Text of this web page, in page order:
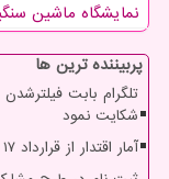
نمایشگاه ماشین
پربیننده ترین ها
تلگرام بابت
شکایت نمود
آمار اقتدار از قرارداد ۱۷ میلیون دلاری نانویی تا جایگاه چهارمی دنیا